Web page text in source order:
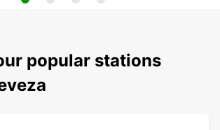
popular stations